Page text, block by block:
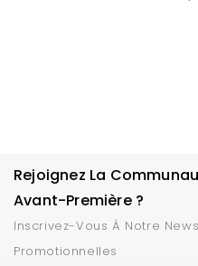
Rejoignez La
Avant-Première ?
Inscrivez-Vous À Notre
Promotionnelles